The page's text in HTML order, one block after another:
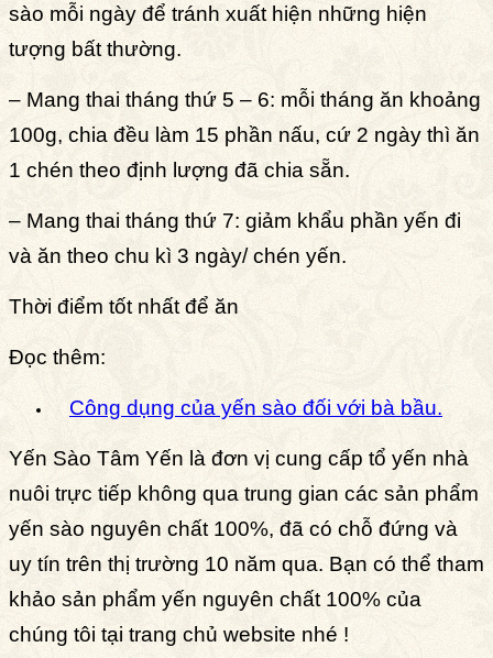
sào mỗi ngày để tránh xuất hiện những hiện
tượng bất thường.
– Mang thai tháng thứ 5 – 6: mỗi tháng ăn khoảng
100g, chia đều làm 15 phần nấu, cứ 2 ngày thì ăn
1 chén theo định lượng đã chia sẵn.
– Mang thai tháng thứ 7: giảm khẩu phần yến đi
và ăn theo chu kì 3 ngày/ chén yến.
Thời điểm tốt nhất để ăn
Đọc thêm:
Công dụng của yến sào đối với bà bầu.
Yến Sào Tâm Yến là đơn vị cung cấp tổ yến nhà
nuôi trực tiếp không qua trung gian các sản phẩm
yến sào nguyên chất 100%, đã có chỗ đứng và
uy tín trên thị trường 10 năm qua. Bạn có thể tham
khảo sản phẩm yến nguyên chất 100% của
chúng tôi tại trang chủ website nhé !